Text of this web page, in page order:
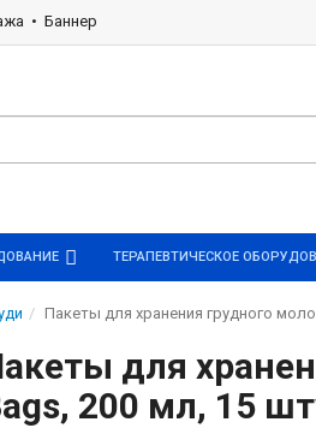
Баннер
ТЕРАПЕВТИЧЕСКОЕ
Пакеты для хранения грудного
для
200 мл, 15